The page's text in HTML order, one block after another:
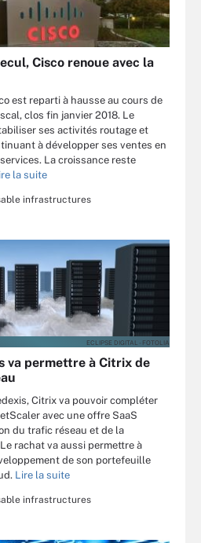
Cisco renoue avec la
est reparti à hausse au cours de
clos fin janvier 2018. Le
ses activités routage et
à développer ses ventes en
La croissance reste
la suite
infrastructures
ECLIPSE DIGITAL - FOTOLIA
va permettre à Citrix de
Citrix va pouvoir compléter
avec une offre SaaS
du trafic réseau et de la
rachat va aussi permettre à
de son portefeuille
Lire la suite
infrastructures